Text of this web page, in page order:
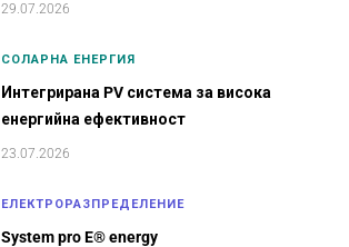
29.07.2026
СОЛАРНА ЕНЕРГИЯ
Интегрирана PV система за висока
енергийна ефективност
23.07.2026
ЕЛЕКТРОРАЗПРЕДЕЛЕНИЕ
System pro E® energy